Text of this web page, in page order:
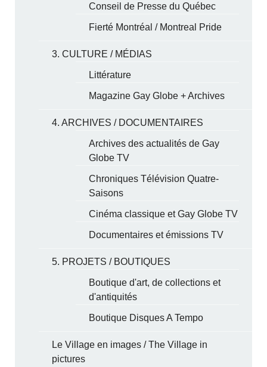
Conseil de Presse du Québec
Fierté Montréal / Montreal Pride
3. CULTURE / MÉDIAS
Littérature
Magazine Gay Globe + Archives
4. ARCHIVES / DOCUMENTAIRES
Archives des actualités de Gay
Globe TV
Chroniques Télévision Quatre-
Saisons
Cinéma classique et Gay Globe TV
Documentaires et émissions TV
5. PROJETS / BOUTIQUES
Boutique d'art, de collections et
d'antiquités
Boutique Disques A Tempo
Le Village en images / The Village in
pictures